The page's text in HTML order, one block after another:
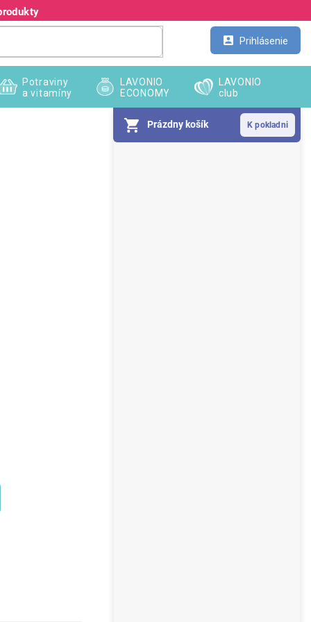
Prihlásenie
Prázdny košík
Potraviny
a vitamíny
LAVONIO
ECONOMY
LAVONIO
club